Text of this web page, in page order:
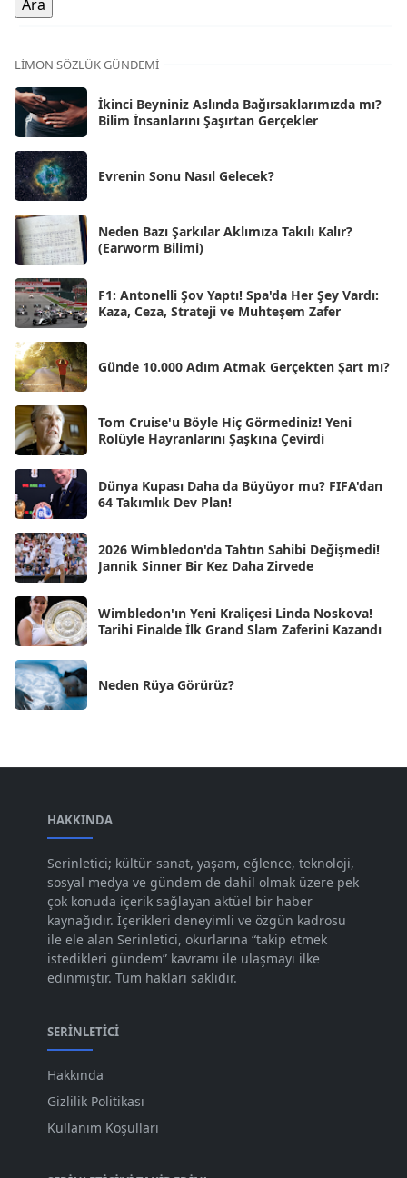
Ara 2025
Kas 2025
Eki 2025
Eyl 2025 [56]
Ağu 2025
Tem 2025
Haz 2025
May 2025 [54]
Nis 2025 [56]
Mar 2025
Şub 2025
Oca 2025
Ara 2024 [25]
Kas 2024
Eki 2024 [46]
Eyl 2024
Ağu 2024 [10]
Tem 2024
Haz 2024 [30]
Nis 2024 [59]
Ara 2023 [101]
Kas 2023
Eki 2023 [73]
Eyl 2023 [73]
Ağu 2023 [74]
Tem 2023 [76]
Haz 2023
May 2023
Mar 2023 [79]
LIMON SÖZLÜK GÜNDEMI
İkinci Beyniniz Aslında Bağırsaklarımızda mı?
Bilim İnsanlarını Şaşırtan Gerçekler
Evrenin Sonu Nasıl Gelecek?
Neden Bazı Şarkılar Aklımıza Takılı Kalır?
(Earworm Bilimi)
F1: Antonelli Şov Yaptı! Spa'da Her Şey Vardı:
Kaza, Ceza, Strateji ve Muhteşem Zafer
Günde 10.000 Adım Atmak Gerçekten Şart mı?
Tom Cruise'u Böyle Hiç Görmediniz! Yeni
Rolüyle Hayranlarını Şaşkına Çevirdi
Dünya Kupası Daha da Büyüyor mu? FIFA'dan
64 Takımlık Dev Plan!
2026 Wimbledon'da Tahtın Sahibi Değişmedi!
Jannik Sinner Bir Kez Daha Zirvede
Wimbledon'ın Yeni Kraliçesi Linda Noskova!
Tarihi Finalde İlk Grand Slam Zaferini Kazandı
Neden Rüya Görürüz?
HAKKINDA
Serinletici; kültür-sanat, yaşam, eğlence, teknoloji,
sosyal medya ve gündem de dahil olmak üzere pek
çok konuda içerik sağlayan aktüel bir haber
kaynağıdır. İçerikleri deneyimli ve özgün kadrosu
ile ele alan Serinletici, okurlarına “takip etmek
istedikleri gündem” kavramı ile ulaşmayı ilke
edinmiştir. Tüm hakları saklıdır.
SERINLETICI
Hakkında
Gizlilik Politikası
Kullanım Koşulları